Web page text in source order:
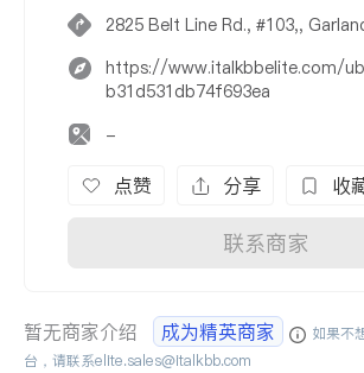
2825 Belt Line Rd., #103,,
https://www.italkbbelite.com/
b31d531db74f693ea
-
点赞 分享 收
联系商家
暂无商家介绍 成为精英商家
如果不
台，请联系elite.sales@italkbb.com